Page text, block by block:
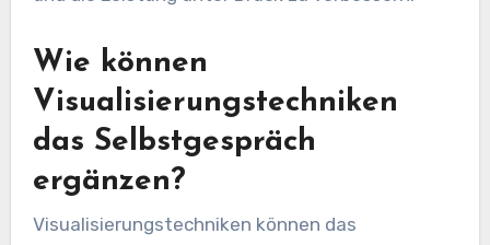
Wie können
Visualisierungstechniken
das Selbstgespräch
ergänzen?
Visualisierungstechniken können das